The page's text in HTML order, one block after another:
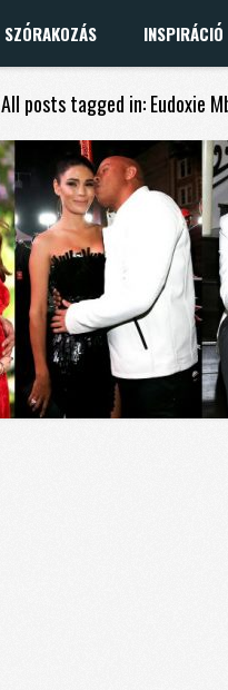
SZÓRAKOZÁS INSPIRÁCIÓ
All posts tagged in: Eudoxie